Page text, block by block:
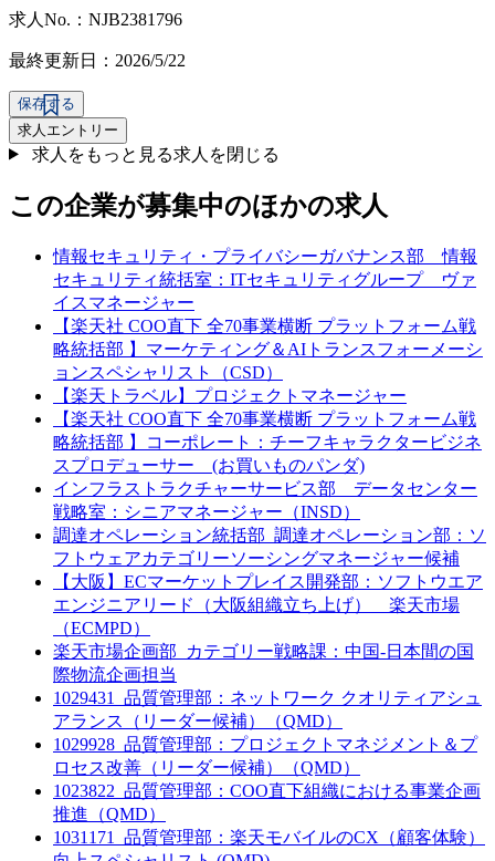
求人No.：NJB2381796
最終更新日：2026/5/22
保存する
求人エントリー
求人をもっと見る求人を閉じる
この企業が募集中のほかの求人
情報セキュリティ・プライバシーガバナンス部 情報
セキュリティ統括室：ITセキュリティグループ ヴァ
イスマネージャー
【楽天社 COO直下 全70事業横断 プラットフォーム戦
略統括部 】マーケティング＆AIトランスフォーメーシ
ョンスペシャリスト（CSD）
【楽天トラベル】プロジェクトマネージャー
【楽天社 COO直下 全70事業横断 プラットフォーム戦
略統括部 】コーポレート：チーフキャラクタービジネ
スプロデューサー (お買いものパンダ)
インフラストラクチャーサービス部 データセンター
戦略室：シニアマネージャー（INSD）
調達オペレーション統括部_調達オペレーション部：ソ
フトウェアカテゴリーソーシングマネージャー候補
【大阪】ECマーケットプレイス開発部：ソフトウエア
エンジニアリード（大阪組織立ち上げ） 楽天市場
（ECMPD）
楽天市場企画部_カテゴリー戦略課：中国-日本間の国
際物流企画担当
1029431_品質管理部：ネットワーク クオリティアシュ
アランス（リーダー候補）（QMD）
1029928_品質管理部：プロジェクトマネジメント＆プ
ロセス改善（リーダー候補）（QMD）
1023822_品質管理部：COO直下組織における事業企画
推進（QMD）
1031171_品質管理部：楽天モバイルのCX（顧客体験）